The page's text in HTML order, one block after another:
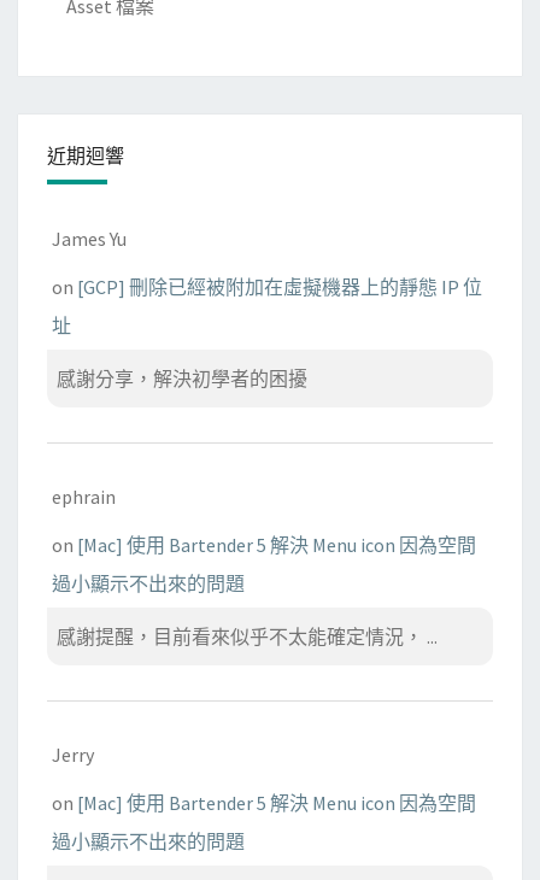
Asset 檔案
近期迴響
James Yu
on [GCP] 刪除已經被附加在虛擬機器上的靜態 IP 位
址
感謝分享，解決初學者的困擾
ephrain
on [Mac] 使用 Bartender 5 解決 Menu icon 因為空間
過小顯示不出來的問題
感謝提醒，目前看來似乎不太能確定情況， ...
Jerry
on [Mac] 使用 Bartender 5 解決 Menu icon 因為空間
過小顯示不出來的問題